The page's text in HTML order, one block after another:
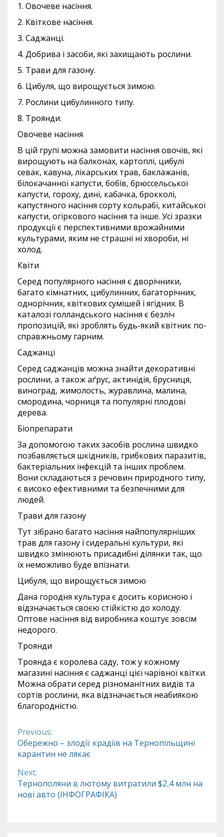
1. Овочеве насіння.
2. Квіткове насіння.
3. Саджанці.
4. Добрива і засоби, які захищають рослини.
5. Трави для газону.
6. Цибуля, що вирощується зимою.
7. Рослини цибулинного типу.
8. Троянди.
Овочеве насіння
В цій групі можна замовити насіння овочів, які
вирощують на балконах, картоплі, цибулі
севак, кавуна, лікарських трав, баклажанів,
білокачанної капусти, бобів, брюссельської
капусти, гороху, дині, кабачка, брокколі,
капустяного насіння сорту кольрабі, китайської
капусти, огіркового насіння та інше. Усі зразки
продукції є перспективними врожайними
культурами, яким не страшні ні хвороби, ні
холод.
Квіти
Серед популярного насіння є дворічники,
багато кімнатних, цибулинних, багаторічних,
однорічних, квіткових сумішей і ягідних. В
каталозі голландського насіння є безліч
пропозицій, які зроблять будь-який квітник по-
справжньому гарним.
Саджанці
Серед саджанців можна знайти декоративні
рослини, а також аґрус, актинідія, брусниця,
виноград, жимолость, журавлина, малина,
смородина, чорниця та популярні плодові
дерева.
Біопрепарати
За допомогою таких засобів рослина швидко
позбавляється шкідників, грибкових паразитів,
бактеріальних інфекцій та інших проблем.
Вони складаються з речовин природного типу,
є високо ефективними та безпечними для
людей.
Трави для газону
Тут зібрано багато насіння найпопулярніших
трав для газону і сидеральні культури, які
швидко змінюють присадибні ділянки так, що
їх неможливо буде впізнати.
Цибуля, що вирощується зимою
Дана городня культура є досить корисною і
відзначається своєю стійкістю до холоду.
Оптове насіння від виробника коштує зовсім
недорого.
Троянди
Троянда є королева саду, тож у кожному
магазині насіння є саджанці цієї чарівної квітки.
Можна обрати серед різноманітних видів та
сортів рослини, яка відзначається неабиякою
благородністю.
Continue
Reading
Previous:
Обережно – злодії: крадіїв на Тернопільщині
карантин не лякає
Next:
Тернополяни в лютому витратили $2,4 млн на
нові авто (ІНФОГРАФІКА)